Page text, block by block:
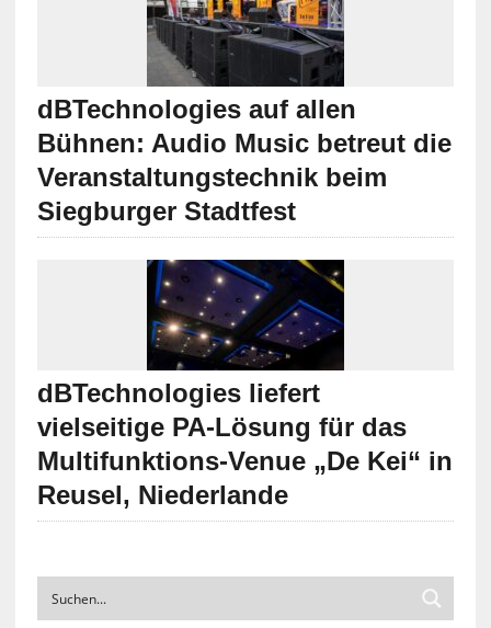
dBTechnologies auf allen
Bühnen: Audio Music betreut die
Veranstaltungstechnik beim
Siegburger Stadtfest
dBTechnologies liefert
vielseitige PA-Lösung für das
Multifunktions-Venue „De Kei“ in
Reusel, Niederlande